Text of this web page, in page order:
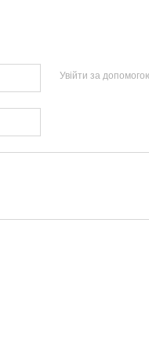
Увійти за